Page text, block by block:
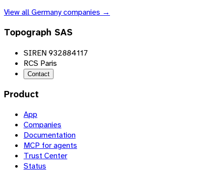
View allGermanycompanies →
Topograph SAS
SIREN 932884117
RCS Paris
Contact
Product
App
Companies
Documentation
MCP for agents
Trust Center
Status